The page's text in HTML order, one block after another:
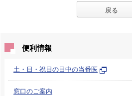
戻る
便利情報
土・日・祝日の日中の当番医
窓口のご案内